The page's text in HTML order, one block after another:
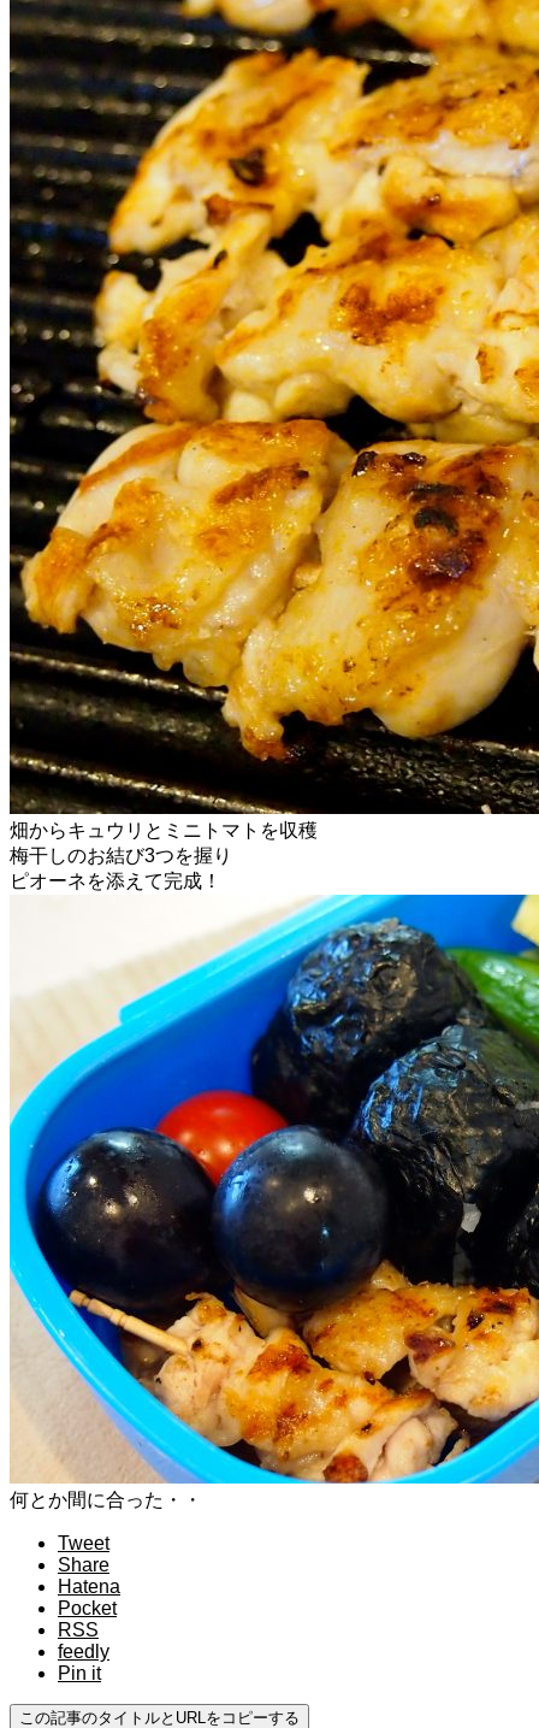
畑からキュウリとミニトマトを収穫
梅干しのお結び3つを握り
ピオーネを添えて完成！
何とか間に合った・・
Tweet
Share
Hatena
Pocket
RSS
feedly
Pin it
この記事のタイトルとURLをコピーする